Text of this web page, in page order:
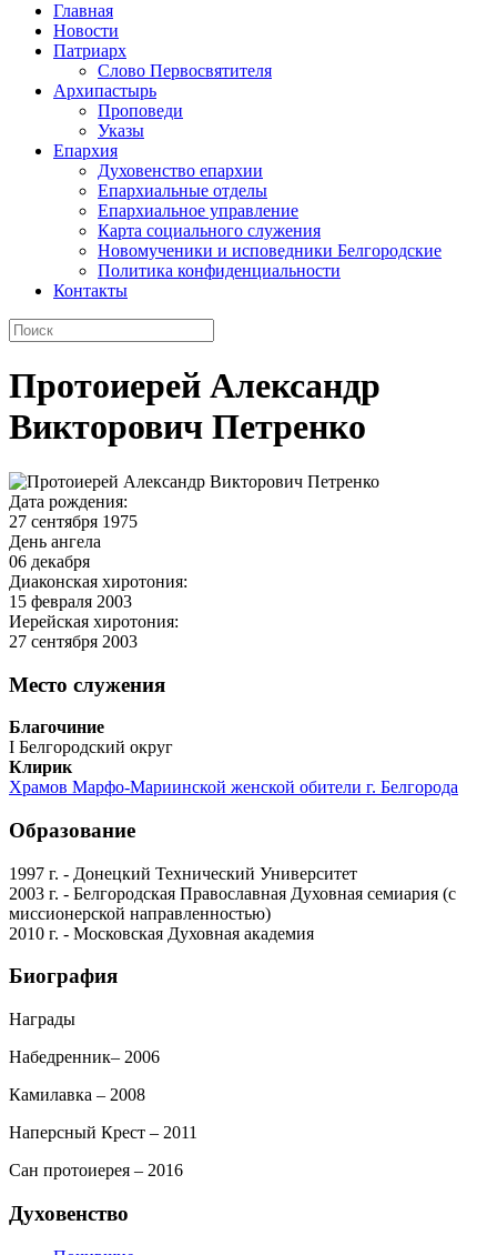
Главная
Новости
Патриарх
Слово Первосвятителя
Архипастырь
Проповеди
Указы
Епархия
Духовенство епархии
Епархиальные отделы
Епархиальное управление
Карта социального служения
Новомученики и исповедники Белгородские
Политика конфиденциальности
Контакты
Протоиерей Александр
Викторович Петренко
Дата рождения:
27 сентября 1975
День ангела
06 декабря
Диаконская хиротония:
15 февраля 2003
Иерейская хиротония:
27 сентября 2003
Место служения
Благочиние
I Белгородский округ
Клирик
Храмов Марфо-Мариинской женской обители г. Белгорода
Образование
1997 г. - Донецкий Технический Университет
2003 г. - Белгородская Православная Духовная семиария (с
миссионерской направленностью)
2010 г. - Московская Духовная академия
Биография
Награды
Набедренник– 2006
Камилавка – 2008
Наперсный Крест – 2011
Сан протоиерея – 2016
Духовенство